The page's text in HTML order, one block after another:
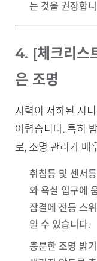
는 것을 권장합
4. [체크리스
은 조명
시력이 저하된 시
어렵습니다. 특히
로, 조명 관리가 매
취침등 및 센서등
와 욕실 입구에
잠결에 전등 스
일 수 있습니다.
충분한 조명 밝기